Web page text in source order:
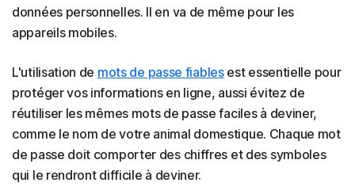
données personnelles. Il en va de même pour les
appareils mobiles.
L'utilisation de mots de passe fiablesest essentielle pour
protéger vos informations en ligne, aussi évitez de
réutiliser les mêmes mots de passe faciles à deviner,
comme le nom de votre animal domestique. Chaque mot
de passe doit comporter des chiffres et des symboles
qui le rendront difficile à deviner.